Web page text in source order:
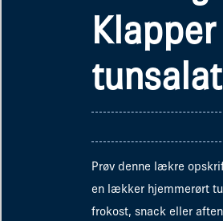
tunsalat
Prøv denne lækre
en lækker hjemmerørt
frokost, snack eller